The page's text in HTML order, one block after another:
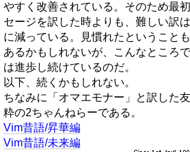
やすく改善されている。そのため最
セージを訳した時よりも、難しい訳
に減っている。見慣れたということ
あるかもしれないが、こんなところ
は進歩し続けているのだ。
以下、続くかもしれない。
ちなみに「オマエモナー」と訳した
粋の2ちゃんねらーである。
Vim昔語/昇華編
Vim昔語/未来編